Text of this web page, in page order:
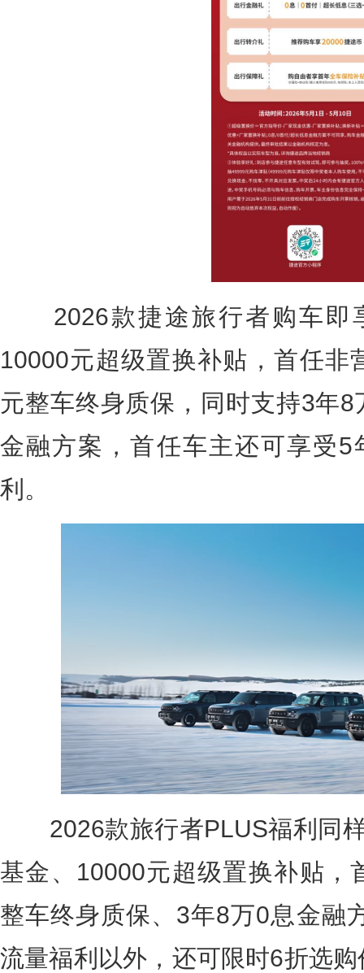
2026款捷途旅行者购车即
10000元超级置换补贴，首任非
元整车终身质保，同时支持3年
金融方案，首任车主还可享受5
利。
2026款旅行者PLUS福利同样
基金、10000元超级置换补贴，
整车终身质保、3年8万0息金融
流量福利以外，还可限时6折选